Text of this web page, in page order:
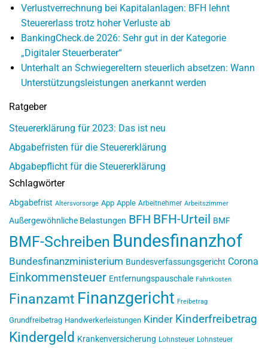
Verlustverrechnung bei Kapitalanlagen: BFH lehnt
Steuererlass trotz hoher Verluste ab
BankingCheck.de 2026: Sehr gut in der Kategorie
„Digitaler Steuerberater“
Unterhalt an Schwiegereltern steuerlich absetzen: Wann
Unterstützungsleistungen anerkannt werden
Ratgeber
Steuererklärung für 2023: Das ist neu
Abgabefristen für die Steuererklärung
Abgabepflicht für die Steuererklärung
Schlagwörter
Abgabefrist Altersvorsorge App Apple Arbeitnehmer Arbeitszimmer
Außergewöhnliche Belastungen BFH BFH-Urteil BMF
BMF-Schreiben Bundesfinanzhof
Bundesfinanzministerium Bundesverfassungsgericht Corona
Einkommensteuer Entfernungspauschale Fahrtkosten
Finanzamt Finanzgericht Freibetrag
Grundfreibetrag Handwerkerleistungen Kinder Kinderfreibetrag
Kindergeld Krankenversicherung Lohnsteuer Lohnsteuer